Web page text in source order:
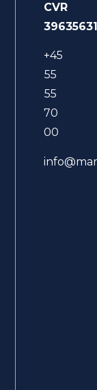
CVR
39635631
+45
55
55
70
00